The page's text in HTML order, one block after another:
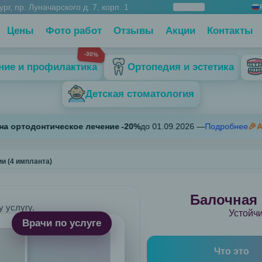
пр. Луначарского д. 7, корп. 1
09:00-21:00; Сб 09:00-21:00; Вс 09:00-21:00
Цены Фото работ Отзывы Акции Контакты
-30%
и профилактика Ортопедия и эстетика
Детская стоматология
лечение-20%до01.09.2026—Подробнее
(4 импланта)
Балочная
Что это
услугу.
Врачи по услуге